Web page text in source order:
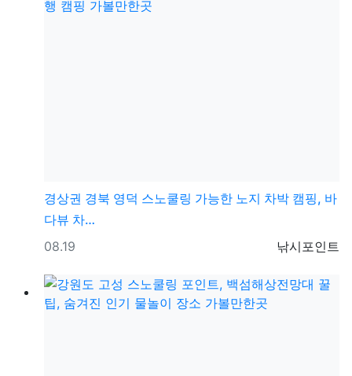
경상권 경북 영덕 스노쿨링 가능한 노지 차박 캠핑, 바
다뷰 차…
등록자
낚시포인트
등록일
08.19